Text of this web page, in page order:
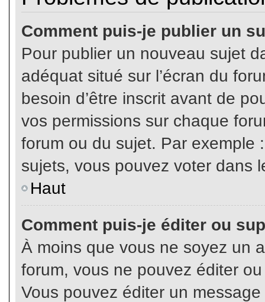
Comment puis-je publier un
Pour publier un nouveau sujet
adéquat situé sur l’écran du
besoin d’être inscrit avant de
vos permissions sur chaque
forum ou du sujet. Par exemple
sujets, vous pouvez voter dans
Haut
Comment puis-je éditer ou
À moins que vous ne soyez un
forum, vous ne pouvez éditer
Vous pouvez éditer un